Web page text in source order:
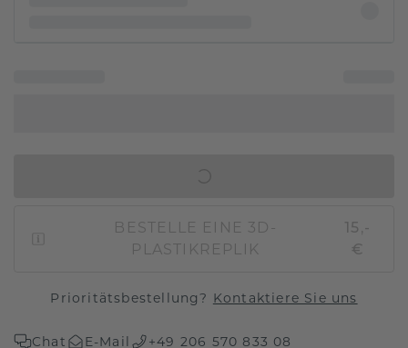
BESTELLE EINE 3D-
PLASTIKREPLIK
15,-
€
Prioritätsbestellung? Kontaktiere Sie uns
Chat E-Mail +49 206 570 833 08